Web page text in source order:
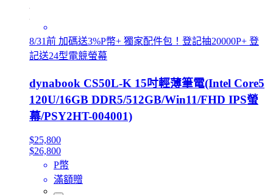
8/31前 加碼送3%P幣+ 獨家配件包！登記抽20000P+ 登
記送24型電競螢幕
dynabook CS50L-K 15吋輕薄筆電(Intel Core5
120U/16GB DDR5/512GB/Win11/FHD IPS螢
幕/PSY2HT-004001)
$25,800
$26,800
P幣
滿額贈